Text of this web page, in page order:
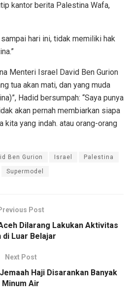
kantor berita Palestina Wafa,
hari ini, tidak memiliki hak
Menteri Israel David Ben Gurion
tua akan mati, dan yang muda
Hadid bersumpah: “Saya punya
akan pernah membiarkan siapa
kita yang indah. atau orang-orang
Ben Gurion Israel Palestina
Supermodel
Post
Dilarang Lakukan Aktivitas
di Luar Belajar
Next Post
Haji Disarankan Banyak
Minum Air